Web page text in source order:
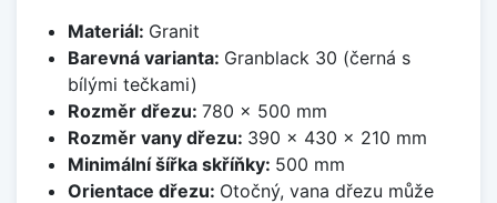
Materiál: Granit
Barevná varianta: Granblack 30 (černá s
bílými tečkami)
Rozměr dřezu: 780 x 500 mm
Rozměr vany dřezu: 390 x 430 x 210 mm
Minimální šířka skříňky: 500 mm
Orientace dřezu: Otočný, vana dřezu může